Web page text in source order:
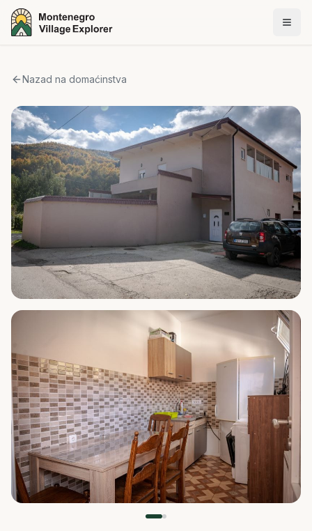
Nazad na domaćinstva